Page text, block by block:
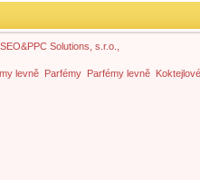
Solutions, s.r.o.,
levně Parfémy Parfémy levně